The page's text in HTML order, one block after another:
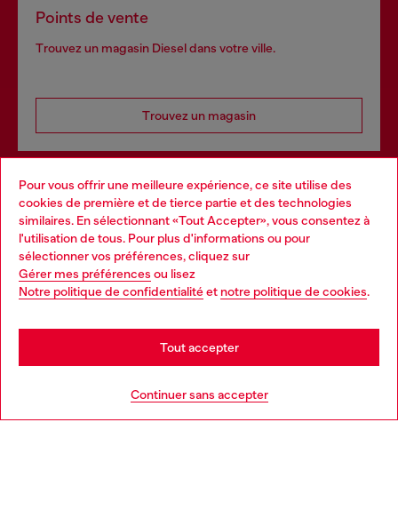
Pour vous offrir une meilleure expérience, ce site utilise des
cookies de première et de tierce partie et des technologies
similaires. En sélectionnant «Tout Accepter», vous consentez à
l'utilisation de tous. Pour plus d'informations ou pour
sélectionner vos préférences, cliquez sur
Gérer mes préférences ou lisez
Notre politique de confidentialitéet notre politique de cookies.
Continuer sans accepter
Tout accepter
Points de vente
Trouvez un magasin Diesel dans votre ville.
Trouvez un magasin
Services omnicanaux
Découvrez tous nos services, en ligne et en magasin.
En savoir plus
Choose your location
You are currently browsing France website, but it seems you
may be based in United States